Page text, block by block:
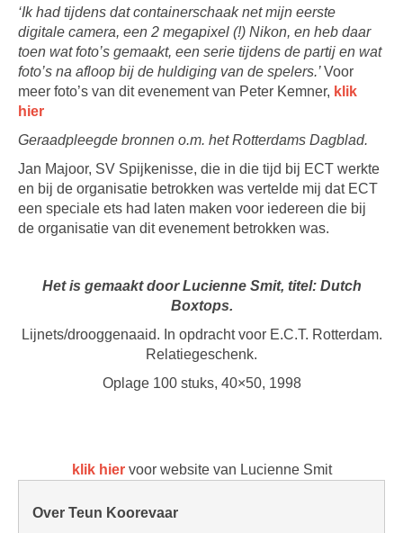
‘Ik had tijdens dat containerschaak net mijn eerste
digitale camera, een 2 megapixel (!) Nikon, en heb daar
toen wat foto’s gemaakt, een serie tijdens de partij en wat
foto’s na afloop bij de huldiging van de spelers.’Voor
meer foto’s van dit evenement van Peter Kemner, klik
hier
Geraadpleegde bronnen o.m. het Rotterdams Dagblad.
Jan Majoor, SV Spijkenisse, die in die tijd bij ECT werkte
en bij de organisatie betrokken was vertelde mij dat ECT
een speciale ets had laten maken voor iedereen die bij
de organisatie van dit evenement betrokken was.
Het is gemaakt door Lucienne Smit, titel: Dutch
Boxtops.
Lijnets/drooggenaaid. In opdracht voor E.C.T. Rotterdam.
Relatiegeschenk.
Oplage 100 stuks, 40×50, 1998
klik hiervoor website van Lucienne Smit
Over Teun Koorevaar